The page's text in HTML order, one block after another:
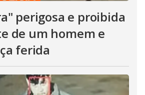
perigosa e proibida
de um homem e
ferida